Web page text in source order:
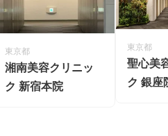
東京都
湘南美容クリニッ
ク 新宿本院
東京都
聖心美
ク 銀座